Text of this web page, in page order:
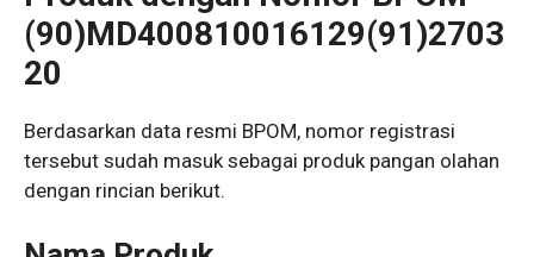
(90)MD400810016129(91)2703
20
Berdasarkan data resmi BPOM, nomor registrasi
tersebut sudah masuk sebagai produk pangan olahan
dengan rincian berikut.